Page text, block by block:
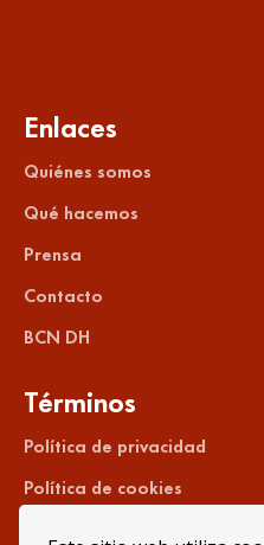
Enlaces
Quiénes somos
Qué hacemos
Prensa
Contacto
BCN DH
Términos
Política de privacidad
Política de cookies